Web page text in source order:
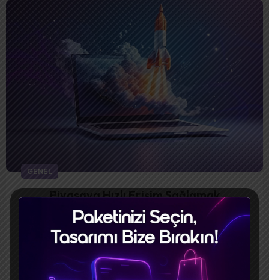
GENEL
Piyasaya Hızlı Erişim Sağlamak
Dijital dünyanın hızla değişen dinamiklerine ayak
uydurmak işletmeler için hayati önem taşır. Biz de
müşterilerim...